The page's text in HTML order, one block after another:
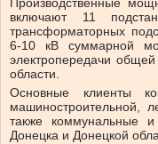
Производственные
включают 11
трансформаторных
6-10 кВ суммарной
электропередачи
области.
Основные клиенты
машиностроительной,
также коммунальные
Донецка и Донецкой